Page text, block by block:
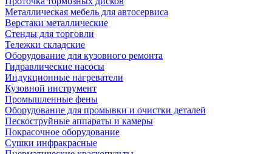
Металлическая мебель для автосервиса
Верстаки металлические
Стенды для торговли
Тележки складские
Оборудование для кузовного ремонта
Гидравлические насосы
Индукционные нагреватели
Кузовной инструмент
Промышленные фены
Оборудование для промывки и очистки деталей
Пескоструйные аппараты и камеры
Покрасочное оборудование
Сушки инфракрасные